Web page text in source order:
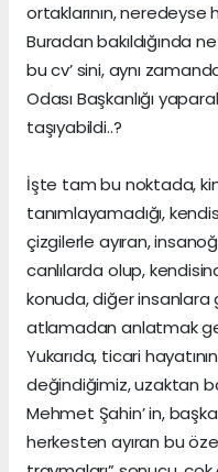
ortaklarının, neredeyse
Buradan bakıldığında
bu cv’ sini, aynı
Odası Başkanlığı
taşıyabildi..?
İşte tam bu noktada,
tanımlayamadığı,
çizgilerle ayıran,
canlılarda olup,
konuda, diğer insanlara
atlamadan anlatmak
Yukarıda, ticari
değindiğimiz, uzaktan
Mehmet Şahin’ in,
herkesten ayıran bu